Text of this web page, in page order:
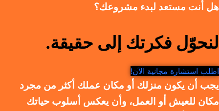
هل أنت مستعد لبدء مشروعك؟
لنحوّل فكرتك إلى حقيقة.
اطلب استشارة مجانية الآن!
يجب أن يكون منزلك أو مكان عملك أكثر من مجرد
مكان للعيش أو العمل، وأن يعكس أسلوب حياتك